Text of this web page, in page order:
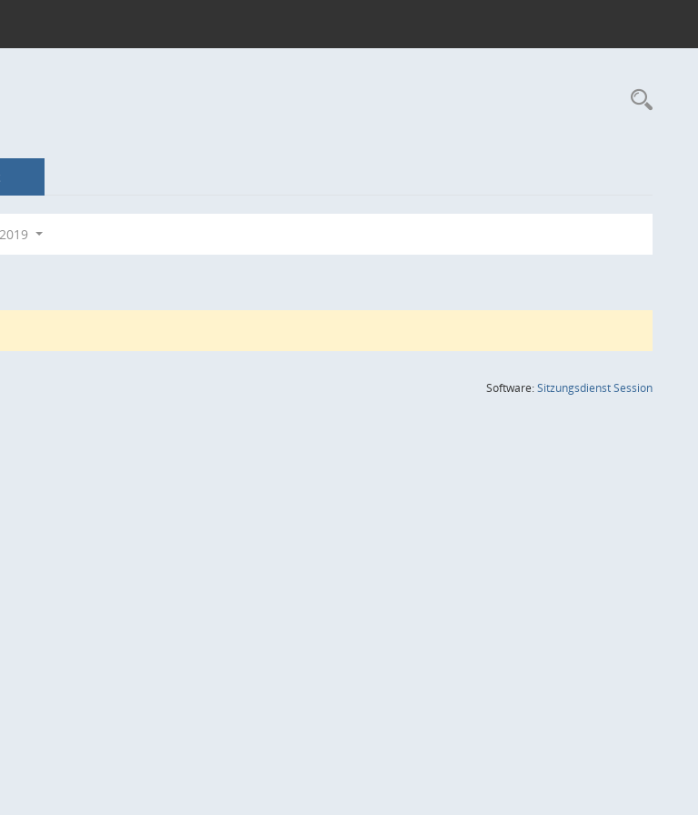
Software:SitzungsdienstSession(Wird in